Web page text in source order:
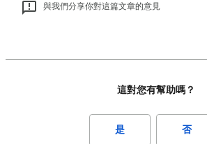
與我們分享你對這篇文章的意見
這對您有幫助嗎？
是 否